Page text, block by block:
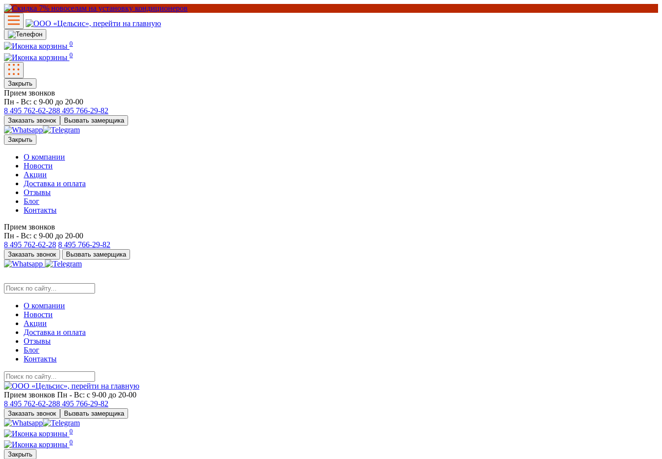
0
0
Закрыть
Прием звонков
Пн - Вс: с 9-00 до 20-00
8 495 762-62-288 495 766-29-82
Заказать звонок Вызвать замерщика
Закрыть
О компании
Новости
Акции
Доставка и оплата
Отзывы
Блог
Контакты
Прием звонков
Пн - Вс: с 9-00 до 20-00
8 495 762-62-28 8 495 766-29-82
Заказать звонок Вызвать замерщика
О компании
Новости
Акции
Доставка и оплата
Отзывы
Блог
Контакты
Прием звонков Пн - Вс: с 9-00 до 20-00
8 495 762-62-288 495 766-29-82
Заказать звонок Вызвать замерщика
0
0
Закрыть